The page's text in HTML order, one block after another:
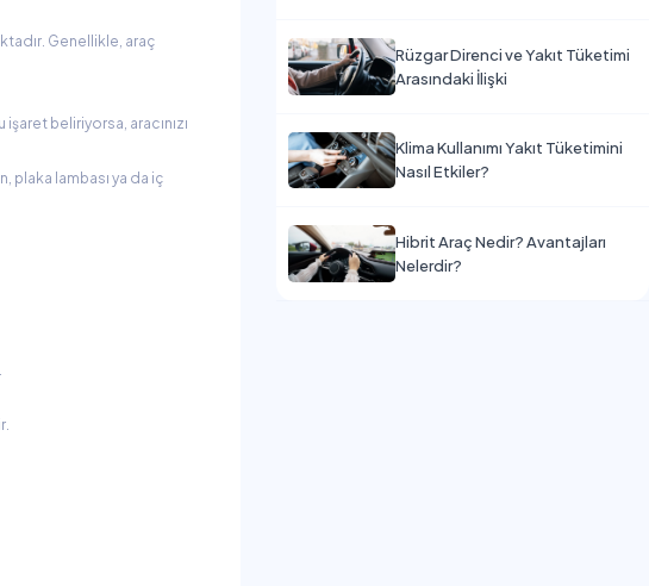
Genellikle, araç
beliriyorsa, aracınızı
plaka lambası ya da iç
Rüzgar Direnci ve Yakıt Tüketimi
Arasındaki İlişki
Klima Kullanımı Yakıt Tüketimini
Nasıl Etkiler?
Hibrit Araç Nedir? Avantajları
Nelerdir?